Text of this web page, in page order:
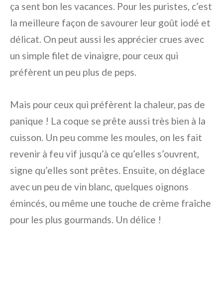
ça sent bon les vacances. Pour les puristes, c’est
la meilleure façon de savourer leur goût iodé et
délicat. On peut aussi les apprécier crues avec
un simple filet de vinaigre, pour ceux qui
préfèrent un peu plus de peps.
Mais pour ceux qui préfèrent la chaleur, pas de
panique ! La coque se prête aussi très bien à la
cuisson. Un peu comme les moules, on les fait
revenir à feu vif jusqu’à ce qu’elles s’ouvrent,
signe qu’elles sont prêtes. Ensuite, on déglace
avec un peu de vin blanc, quelques oignons
émincés, ou même une touche de crème fraîche
pour les plus gourmands. Un délice !